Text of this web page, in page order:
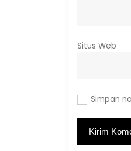
Situs Web
Simpan